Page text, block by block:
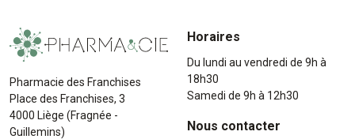
Pharmacie des Franchises
Place des Franchises, 3
4000 Liège (Fragnée -
Guillemins)
Horaires
Du lundi au vendredi de 9h à
18h30
Samedi de 9h à 12h30
Nous contacter